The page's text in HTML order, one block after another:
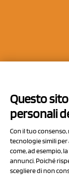
Questo
personali
Con il tuo
tecnologie simili per
come, ad esempio,
annunci. Poiché
scegliere di non